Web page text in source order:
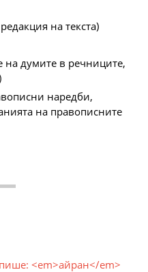
на текста)
думите в речниците,
наредби,
на правописните
<em>айран</em>